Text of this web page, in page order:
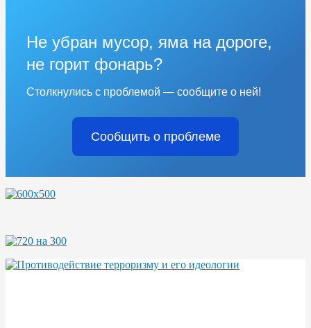
Не убран мусор, яма на дороге,
не горит фонарь?
Столкнулись с проблемой — сообщите о ней!
Сообщить о проблеме